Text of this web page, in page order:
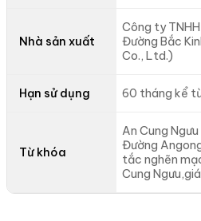
Nhà sản xuất
Công ty
Đường Bắc
Co., Ltd.)
Hạn sử dụng 60 tháng kể
Từ khóa
An Cung
Đường
tắc nghẽn
Cung